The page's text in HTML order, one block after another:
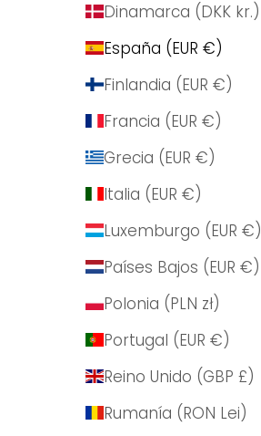
Dinamarca (DKK kr.)
España (EUR €)
Finlandia (EUR €)
Francia (EUR €)
Grecia (EUR €)
Italia (EUR €)
Luxemburgo (EUR €)
Países Bajos (EUR €)
Polonia (PLN zł)
Portugal (EUR €)
Reino Unido (GBP £)
Rumanía (RON Lei)